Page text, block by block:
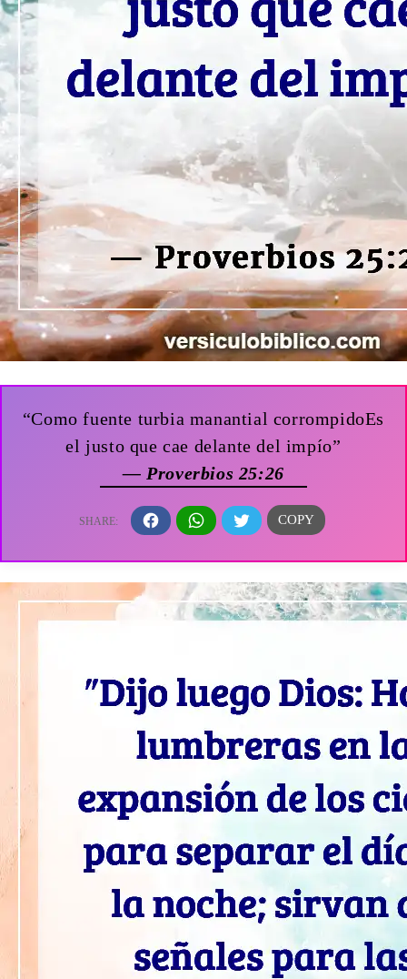
“Como fuente turbia manantial corrompidoEs
el justo que cae delante del impío”
— Proverbios 25:26